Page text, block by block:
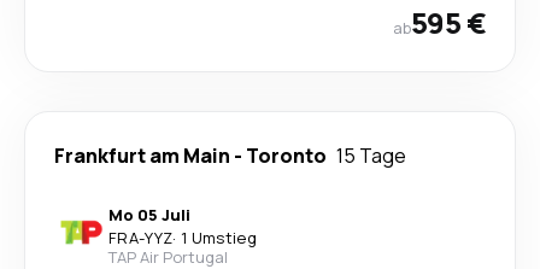
ab595 €
Frankfurt am Main - Toronto 15 Tage
Mo 05 Juli
FRA-YYZ· 1 Umstieg
TAP Air Portugal